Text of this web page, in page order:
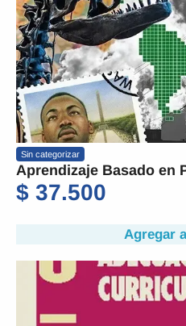
Sin categorizar
Aprendizaje Basado en
$ 37.500
Agregar